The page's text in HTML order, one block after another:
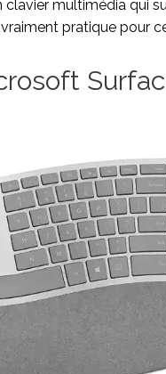
clavier multimédia qui
pratique pour